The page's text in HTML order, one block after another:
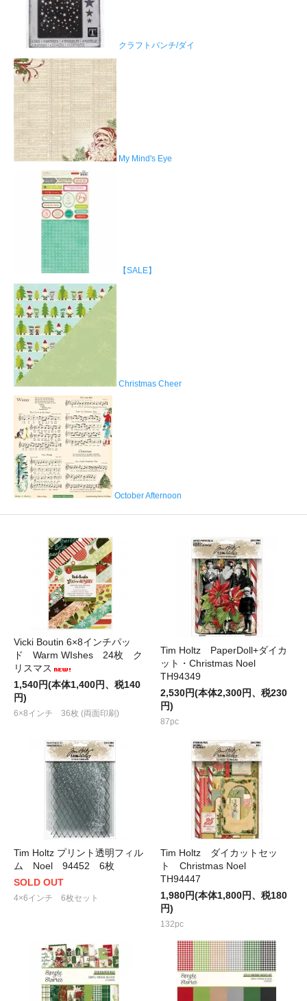
クラフトパンチ/ダイ
My Mind's Eye
【SALE】
Christmas Cheer
October Afternoon
Vicki Boutin 6×8インチパッ
ド Warm WIshes 24枚 ク
リスマス
1,540円(本体1,400円、税140
円)
6×8インチ 36枚 (両面印刷)
Tim Holtz PaperDoll+ダイカ
ット・Christmas Noel
TH94349
2,530円(本体2,300円、税230
円)
87pc
Tim Holtz プリント透明フィル
ム Noel 94452 6枚
SOLD OUT
4×6インチ 6枚セット
Tim Holtz ダイカットセッ
ト Christmas Noel
TH94447
1,980円(本体1,800円、税180
円)
132pc